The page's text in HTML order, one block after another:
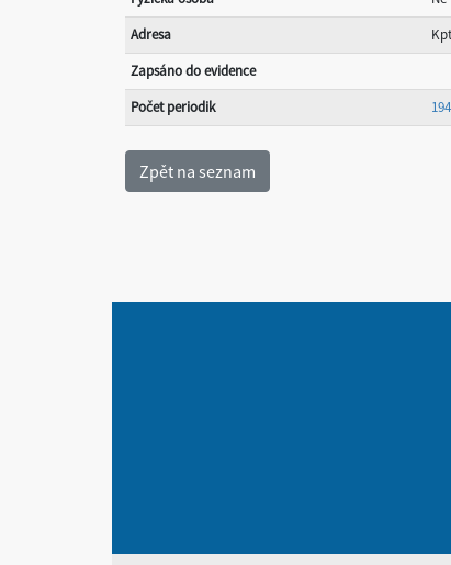
Adresa
Zapsáno do evidence
Počet periodik